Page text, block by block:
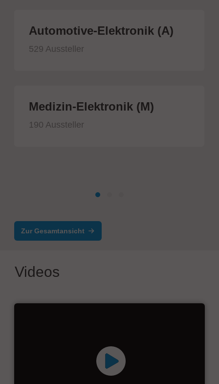
Automotive-Elektronik (A)
529 Aussteller
Medizin-Elektronik (M)
190 Aussteller
Zur Gesamtansicht
Videos